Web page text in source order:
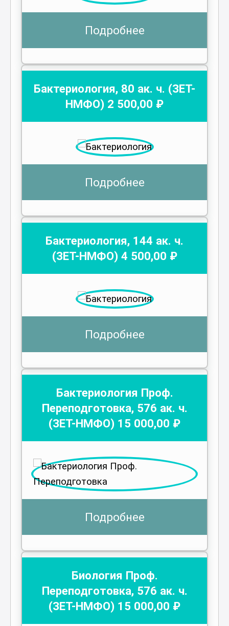
Подробнее
Бактериология, 80 ак. ч. (ЗЕТ-
НМФО) 2 500,00 ₽
Подробнее
Бактериология, 144 ак. ч.
(ЗЕТ-НМФО) 4 500,00 ₽
Подробнее
Бактериология Проф.
Переподготовка, 576 ак. ч.
(ЗЕТ-НМФО) 15 000,00 ₽
Подробнее
Биология Проф.
Переподготовка, 576 ак. ч.
(ЗЕТ-НМФО) 15 000,00 ₽